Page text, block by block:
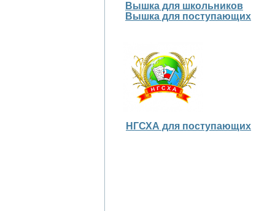
Вышка для школьников
Вышка для поступающих
НГСХА для поступающих